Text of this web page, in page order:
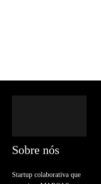
Sobre nós
Startup colaborativa que